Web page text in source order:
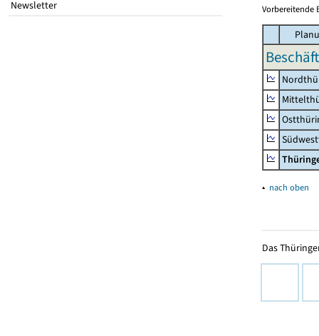
Newsletter
Vorbereitende
▴ nach oben
Das